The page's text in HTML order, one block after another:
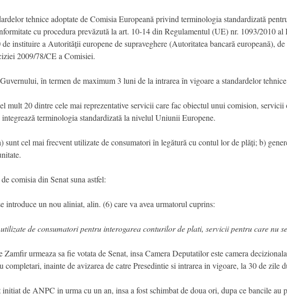
tehnice adoptate de Comisia Europeană privind terminologia standardizată
cu procedura prevăzută la art. 10-14 din Regulamentul (UE) nr. 1093/2010 al
instituire a Autorității europene de supraveghere (Autoritatea bancară europeană),
2009/78/CE a Comisiei.
în termen de maximum 3 luni de la intrarea în vigoare a standardelor
mult 20 dintre cele mai reprezentative servicii care fac obiectul unui comision, servicii
terminologia standardizată la nivelul Uniunii Europene.
cel mai frecvent utilizate de consumatori în legătură cu contul lor de plăți; b)
comisia din Senat suna astfel:
introduce un nou aliniat, alin. (6) care va avea urmatorul cuprins:
de consumatori pentru interogarea conturilor de plati, servicii pentru care nu
urmeaza sa fie votata de Senat, insa Camera Deputatilor este camera
inainte de avizarea de catre Presedintie si intrarea in vigoare, la 30 de
de ANPC in urma cu un an, insa a fost schimbat de doua ori, dupa ce bancile au